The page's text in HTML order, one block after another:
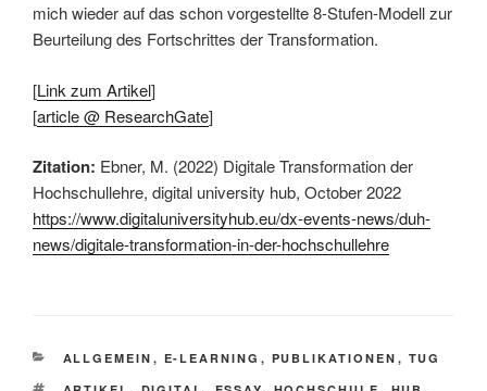
mich wieder auf das schon vorgestellte 8-Stufen-Modell zur
Beurteilung des Fortschrittes der Transformation.
[Link zum Artikel]
[article @ ResearchGate]
Zitation: Ebner, M. (2022) Digitale Transformation der
Hochschullehre, digital university hub, October 2022
https://www.digitaluniversityhub.eu/dx-events-news/duh-
news/digitale-transformation-in-der-hochschullehre
KATEGORIEN
ALLGEMEIN , E-LEARNING , PUBLIKATIONEN , TUG